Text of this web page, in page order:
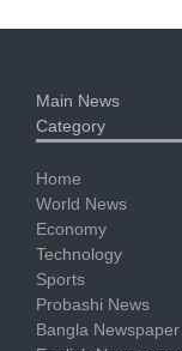
Main News
Category
Home
World News
Economy
Technology
Sports
Probashi News
Bangla Newspaper